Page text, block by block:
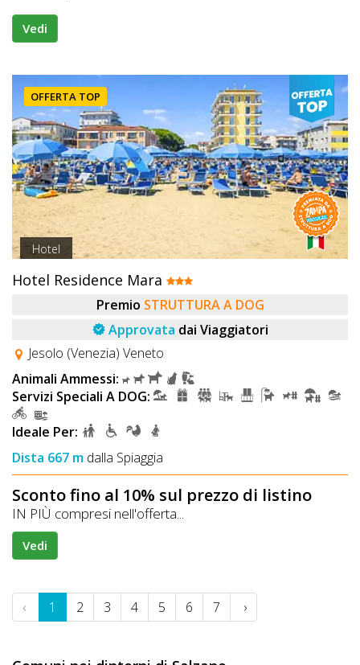
Vedi
OFFERTA TOP
Hotel
Hotel Residence Mara
Premio STRUTTURA A DOG
Approvata dai Viaggiatori
Jesolo (Venezia) Veneto
Animali Ammessi:
Servizi Speciali A DOG:
Ideale Per:
Dista 667 m dalla Spiaggia
Sconto fino al 10% sul prezzo di listino
IN PIÙ compresi nell'offerta...
Vedi
‹ 1 2 3 4 5 6 7 ›